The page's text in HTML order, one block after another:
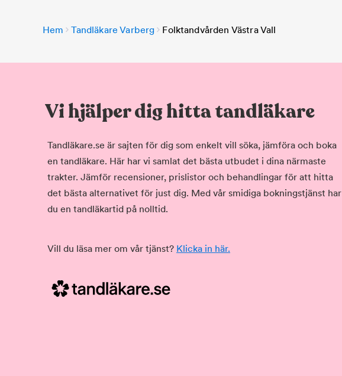
Hem Tandläkare Varberg Folktandvården Västra Vall
Vi hjälper dig hitta tandläkare
Tandläkare.se är sajten för dig som enkelt vill söka, jämföra och boka
en tandläkare. Här har vi samlat det bästa utbudet i dina närmaste
trakter. Jämför recensioner, prislistor och behandlingar för att hitta
det bästa alternativet för just dig. Med vår smidiga bokningstjänst har
du en tandläkartid på nolltid.
Vill du läsa mer om vår tjänst? Klicka in här.